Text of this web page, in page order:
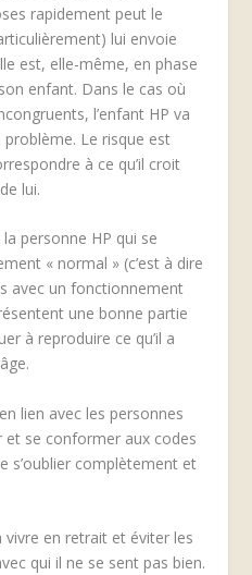
rapidement peut le
lui envoie
est, elle-même, en phase
enfant. Dans le cas où
l’enfant HP va
problème. Le risque est
à ce qu’il croit
lui.
personne HP qui se
« normal » (c’est à dire
avec un fonctionnement
une bonne partie
à reproduire ce qu’il a
lien avec les personnes
et se conformer aux codes
s’oublier complètement et
vivre en retrait et éviter les
qui il ne se sent pas bien.